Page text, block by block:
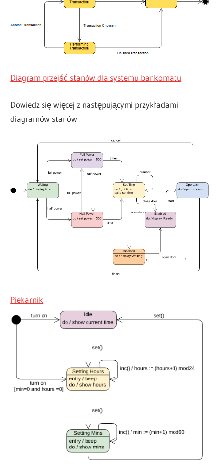
Diagram przejść stanów dla systemu bankomatu
Dowiedz się więcej z następującymi przykładami
diagramów stanów
Piekarnik